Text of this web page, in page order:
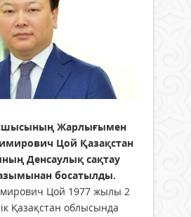
Жарлығымен
Цой Қазақстан
Денсаулық сақтау
босатылды.
Цой 1977 жылы 2
Қазақстан облысында